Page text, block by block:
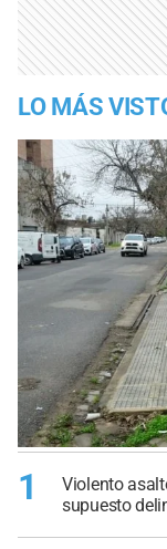
LO MÁS
1
Violento
supuesto